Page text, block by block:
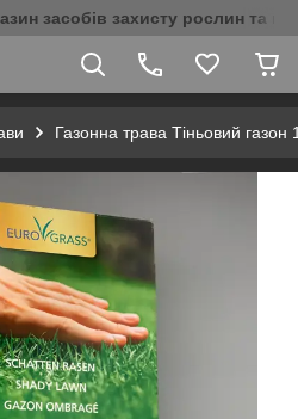
засобів захисту рослин та
Газонна трава Тіньовий газон